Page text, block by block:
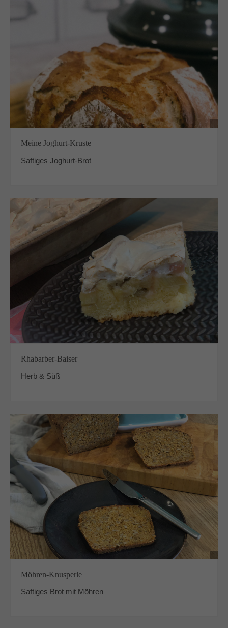
Meine Joghurt-Kruste
Saftiges Joghurt-Brot
Rhabarber-Baiser
Herb & Süß
Möhren-Knusperle
Saftiges Brot mit Möhren